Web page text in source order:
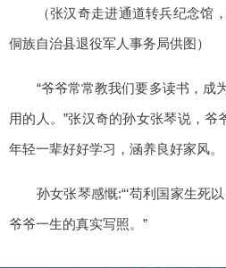
（张汉奇走进通道转兵纪念馆
侗族自治县退役军人事务局供图）
“爷爷常常教我们要多读书，成
用的人。”张汉奇的孙女张琴说，爷
年轻一辈好好学习，涵养良好家风。
孙女张琴感慨:“‘苟利国家生死
爷爷一生的真实写照。”